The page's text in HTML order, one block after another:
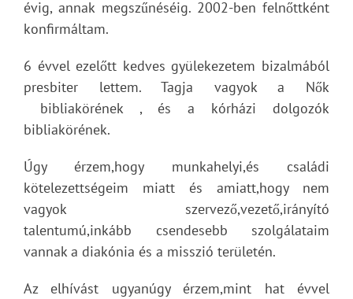
évig, annak megszűnéséig. 2002-ben felnőttként
konfirmáltam.
6 évvel ezelőtt kedves gyülekezetem bizalmából
presbiter lettem. Tagja vagyok a Nők
bibliakörének , és a kórházi dolgozók
bibliakörének.
Úgy érzem,hogy munkahelyi,és családi
kötelezettségeim miatt és amiatt,hogy nem
vagyok szervező,vezető,irányító
talentumú,inkább csendesebb szolgálataim
vannak a diakónia és a misszió területén.
Az elhívást ugyanúgy érzem,mint hat évvel